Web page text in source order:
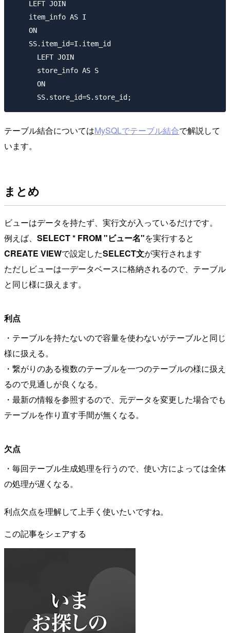
    LEFT JOIN
    item_info AS I
    ON
    SS.item_id=I.item_id
      LEFT JOIN
      store_info AS S
      ON
テーブル結合についてはMySQLでテーブル結合で解説して
います。
まとめ
ビューはデータを持たず、実行文が入っているだけです。
例えば、 SELECT * FROM "ビュー名"を実行すると
CREATE VIEWで設定したSELECT文が実行されます
ただしビューは一データベースに格納されるので、テーブル
と同じ様に扱えます。
利点
・テーブルを持たないので容量を使わないがテーブルと同じ
様に扱える。
・繋がりのある複数のテーブルを一つのテーブルの様に扱え
るので見通しが良くなる。
・最新の情報を参照するので、元データを変更した場合でも
テーブルを作り直す手間が無くなる。
欠点
・毎回テーブル生成処理を行うので、使い方によっては全体
の処理が遅くなる。
利点欠点を理解して上手く使いたいですね。
この記事をシェアする